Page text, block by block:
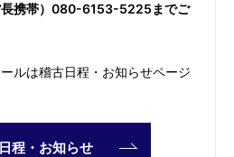
携帯） 080-6153-5225 までご
ルは稽古日程・お知らせページ
程・お知らせ